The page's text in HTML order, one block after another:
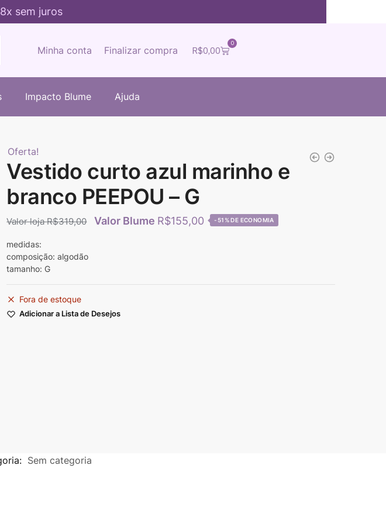
sem juros
R$0,00
0
Minha conta Finalizar compra
Impacto Blume Ajuda
Oferta!
Vestido curto azul marinho e
branco PEEPOU – G
R$319,00 R$155,00 -51%
medidas:
composição: algodão
tamanho: G
Fora de estoque
Adicionar a Lista de Desejos
Sem categoria